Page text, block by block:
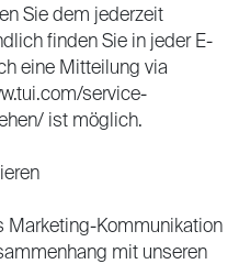
Sie dem jederzeit
finden Sie in jeder E-
eine Mitteilung via
service-
ist möglich.
Marketing-Kommunikation
mit unseren